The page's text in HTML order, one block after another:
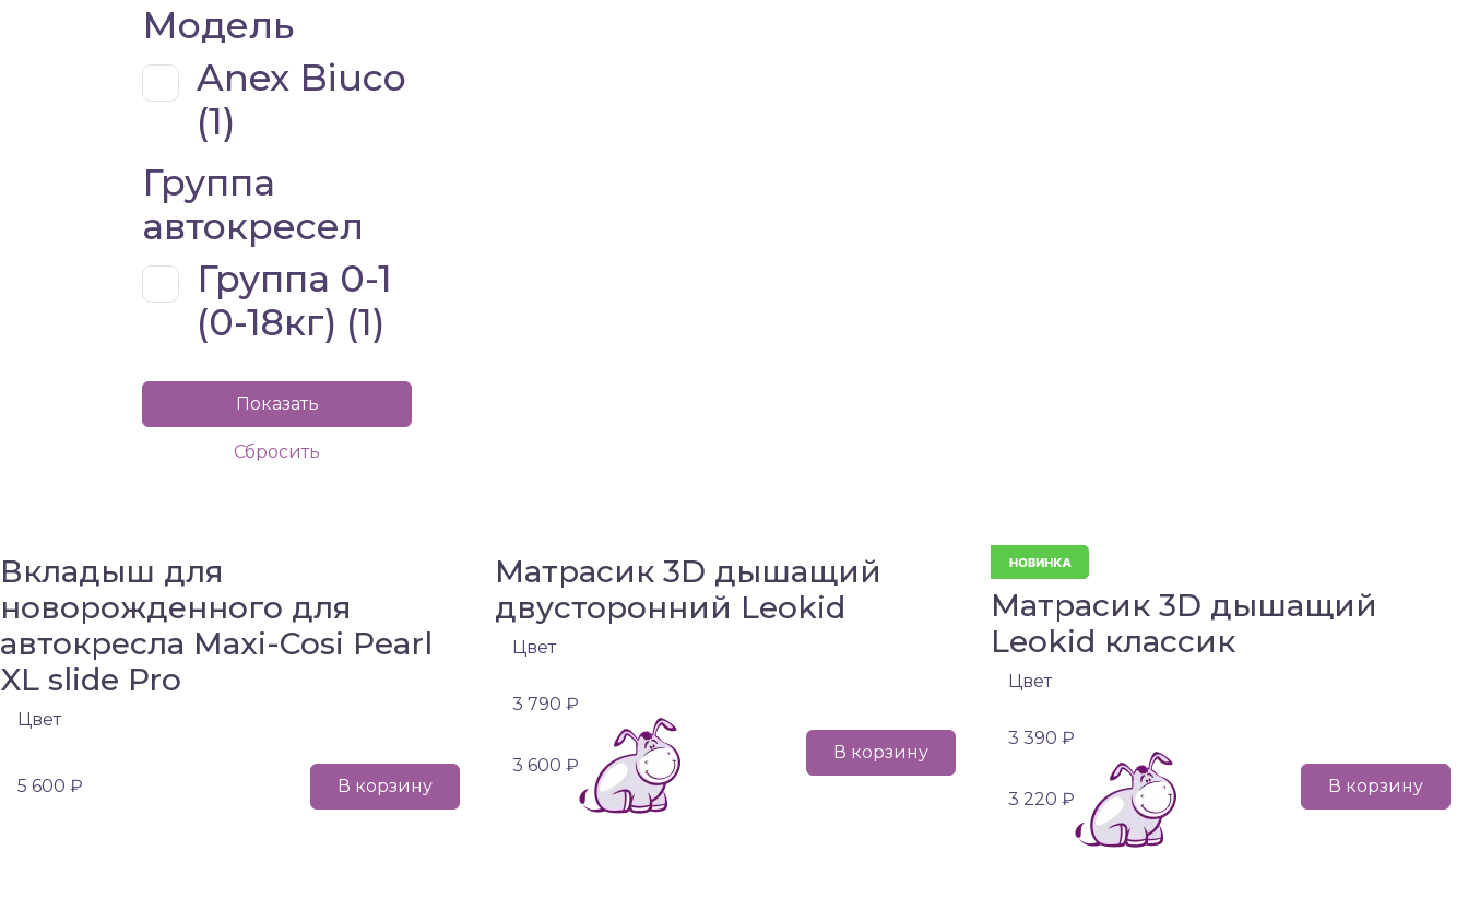
Модель
Anex Biuco
(1)
Группа
автокресел
Группа 0-1
(0-18кг) (1)
Вкладыш для
новорожденного для
автокресла Maxi-Cosi Pearl
XL slide Pro
Цвет
5 600 ₽ В корзину
Матрасик 3D дышащий
двусторонний Leokid
Цвет
3 790 ₽
3 600 ₽
В корзину
Матрасик 3D дышащий
Leokid классик
Цвет
3 390 ₽
3 220 ₽
В корзину